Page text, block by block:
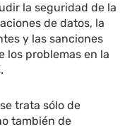
la seguridad de la
de datos, la
y las sanciones
los problemas en la
trata sólo de
también de